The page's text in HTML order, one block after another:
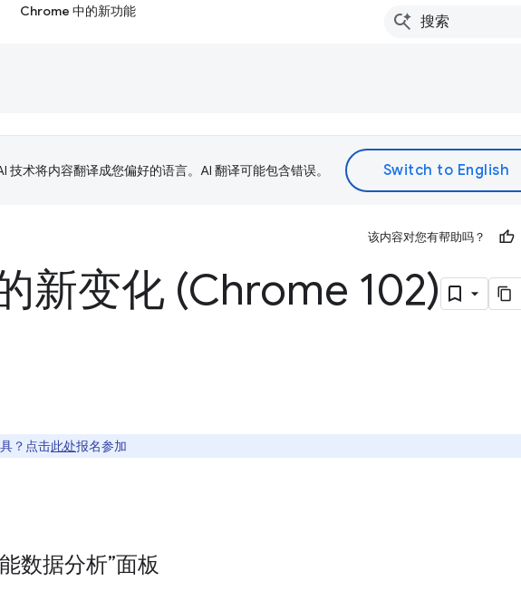
Chrome 中的新功能
技术将内容翻译成您偏好的语言。AI 翻译可能包含错误。
该内容对您有帮助吗？
新变化 (Chrome 102)
？点击此处报名参加
数据分析”面板